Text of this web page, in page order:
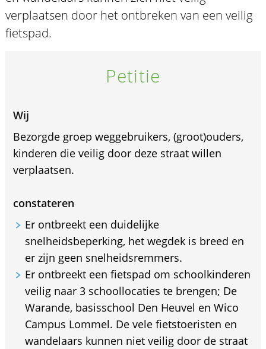
verplaatsen door het ontbreken van een veilig
fietspad.
Petitie
Wij
Bezorgde groep weggebruikers, (groot)ouders,
kinderen die veilig door deze straat willen
verplaatsen.
constateren
Er ontbreekt een duidelijke
snelheidsbeperking, het wegdek is breed en
er zijn geen snelheidsremmers.
Er ontbreekt een fietspad om schoolkinderen
veilig naar 3 schoollocaties te brengen; De
Warande, basisschool Den Heuvel en Wico
Campus Lommel. De vele fietstoeristen en
wandelaars kunnen niet veilig door de straat